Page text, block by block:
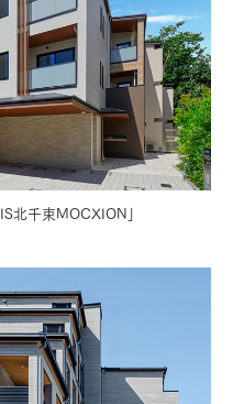
北千束MOCXION」